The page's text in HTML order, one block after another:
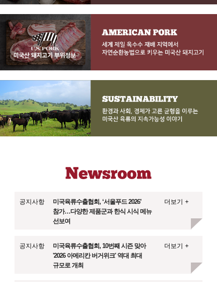
공지사항
미국육류수출협회, ‘서울푸드 2026’
참가…다양한 제품군과 한식 시식 메뉴
선보여
더보기 +
공지사항
미국육류수출협회, 10번째 시즌 맞아
'2026 아메리칸 버거위크' 역대 최대
규모로 개최
더보기 +